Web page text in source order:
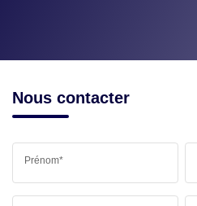
Nous contacter
Prénom*